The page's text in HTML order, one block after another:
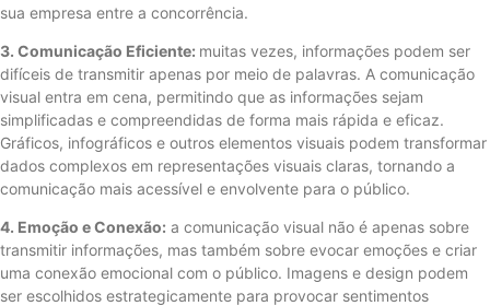
sua empresa entre a concorrência.
3. Comunicação Eficiente: muitas vezes, informações podem ser
difíceis de transmitir apenas por meio de palavras. A comunicação
visual entra em cena, permitindo que as informações sejam
simplificadas e compreendidas de forma mais rápida e eficaz.
Gráficos, infográficos e outros elementos visuais podem transformar
dados complexos em representações visuais claras, tornando a
comunicação mais acessível e envolvente para o público.
4. Emoção e Conexão: a comunicação visual não é apenas sobre
transmitir informações, mas também sobre evocar emoções e criar
uma conexão emocional com o público. Imagens e design podem
ser escolhidos estrategicamente para provocar sentimentos